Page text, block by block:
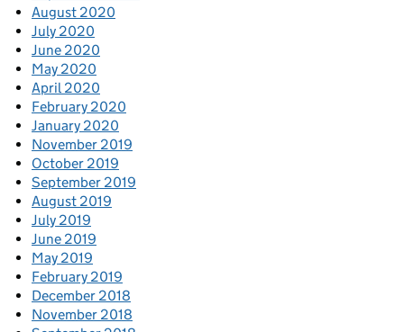
August 2020
July 2020
June 2020
May 2020
April 2020
February 2020
January 2020
November 2019
October 2019
September 2019
August 2019
July 2019
June 2019
May 2019
February 2019
December 2018
November 2018